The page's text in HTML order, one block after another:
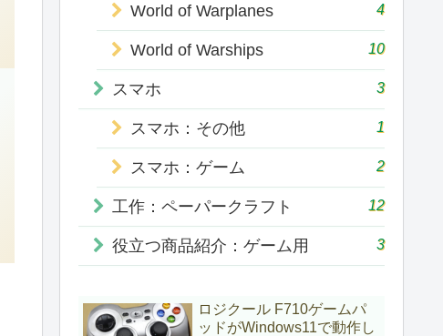
World of Warplanes 4
World of Warships 10
スマホ 3
スマホ：その他 1
スマホ：ゲーム 2
工作：ペーパークラフト 12
役立つ商品紹介：ゲーム用 3
ロジクール F710ゲームパ
ッドがWindows11で動作し